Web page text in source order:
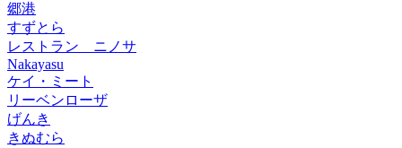
郷港
すずとら
レストラン ニノサ
Nakayasu
ケイ・ミート
リーベンローザ
げんき
きぬむら